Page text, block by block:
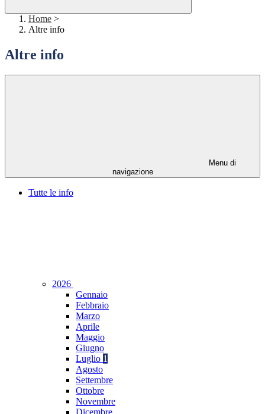
Home >
Altre info
Altre info
Menu di
navigazione
Tutte le info
2026
Gennaio
Febbraio
Marzo
Aprile
Maggio
Giugno
Luglio 1
Agosto
Settembre
Ottobre
Novembre